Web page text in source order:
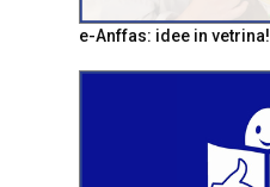
e-Anffas: idee in vetrina!